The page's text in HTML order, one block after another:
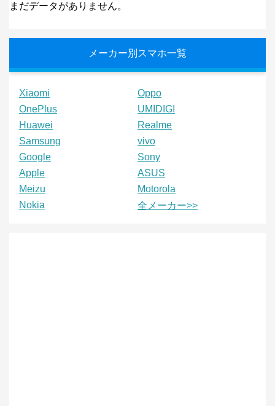
まだデータがありません。
メーカー別スマホ一覧
Xiaomi
Oppo
OnePlus
UMIDIGI
Huawei
Realme
Samsung
vivo
Google
Sony
Apple
ASUS
Meizu
Motorola
Nokia
全メーカー>>